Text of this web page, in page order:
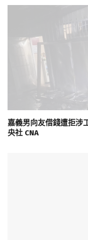
嘉義男向友借錢遭拒
央社 CNA